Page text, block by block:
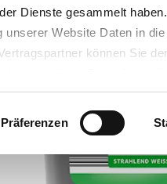
Dienste gesammelt haben.
unserer Website Daten in
können Sie
ein. Erst wenn Sie
Ihre IP-Adresse wird
können Sie sich auf deren
unter
.
Präferenzen